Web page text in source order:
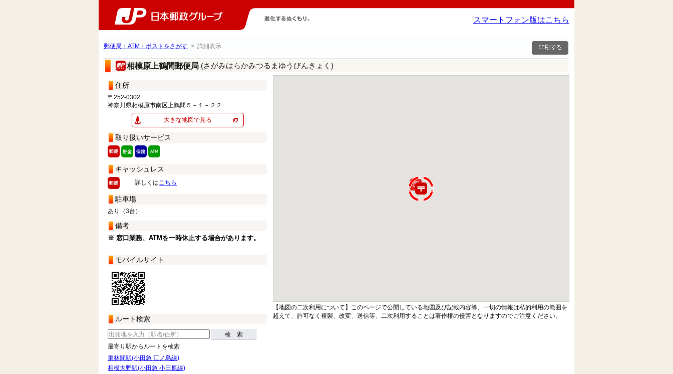
スマートフォン版はこちら
郵便局・ATM・ポストをさがす > 詳細表示
相模原上鶴間郵便局 (さがみはらかみつるまゆうびんきょく)
住所
〒252-0302
神奈川県相模原市南区上鶴間５－１－２２
大きな地図で見る
取り扱いサービス
キャッシュレス
詳しくはこちら
駐車場
あり（3台）
備考
※ 窓口業務、ATMを一時休止する場合があります。
モバイルサイト
ルート検索
検 索
最寄り駅からルートを検索
東林間駅(小田急 江ノ島線)
相模大野駅(小田急 小田原線)
【地図の二次利用について】このページで公開している地図及び記載内容等、一切の情報は私的利用の範囲を
超えて、許可なく複製、改変、送信等、二次利用することは著作権の侵害となりますのでご注意ください。